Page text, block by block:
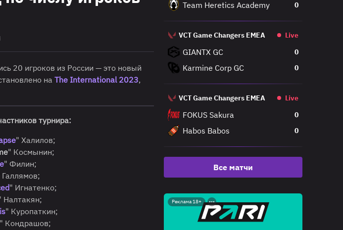
20 игроков из России — это новый
на The International 2023,
турнира:
" Халилов;
" Космынин;
" Филин;
Галлямов;
" Игнатенко;
Налтакян;
" Куропаткин;
" Кондрашов;
Team Heretics Academy 0
VCT Game Changers EMEA Live
GIANTX GC 0
Karmine Corp GC 0
VCT Game Changers EMEA Live
FOKUS Sakura 0
Habos Babos 0
Все матчи
Реклама 18+